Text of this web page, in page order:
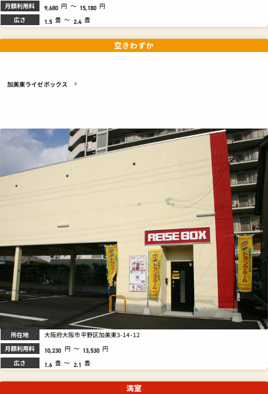
月額利用料 9,680 円 ～ 15,180 円
広さ 1.5 畳 ～ 2.4 畳
加美東ライゼボックス
空きわずか
所在地 大阪府大阪市平野区加美東3-14-12
月額利用料 10,230 円 ～ 13,530 円
広さ 1.6 畳 ～ 2.1 畳
満室